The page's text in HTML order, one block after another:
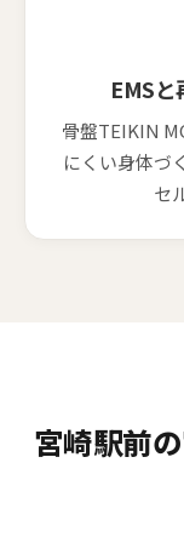
EMS
骨盤TEIKIN
にくい身体づ
セ
宮崎駅前